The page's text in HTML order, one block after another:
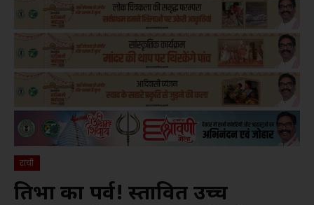
रांची
प्रतिभा का पर्व! प्रस्तावित उच्च